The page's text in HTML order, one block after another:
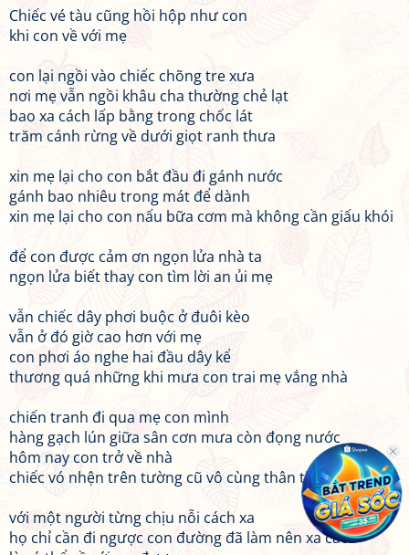
Chiếc vé tàu cũng hồi hộp như con
khi con về với mẹ
con lại ngồi vào chiếc chõng tre xưa
nơi mẹ vẫn ngồi khâu cha thường chẻ lạt
bao xa cách lấp bằng trong chốc lát
trăm cánh rừng về dưới giọt ranh thưa
xin mẹ lại cho con bắt đầu đi gánh nước
gánh bao nhiêu trong mát để dành
xin mẹ lại cho con nấu bữa cơm mà không cần giấu khói
để con được cảm ơn ngọn lửa nhà ta
ngọn lửa biết thay con tìm lời an ủi mẹ
vẫn chiếc dây phơi buộc ở đuôi kèo
vẫn ở đó giờ cao hơn với mẹ
con phơi áo nghe hai đầu dây kể
thương quá những khi mưa con trai mẹ vắng nhà
chiến tranh đi qua mẹ con mình
hàng gạch lún giữa sân cơn mưa còn đọng nước
hôm nay con trở về nhà
chiếc vó nhện trên tường cũ vô cùng thân thuộc
với một người từng chịu nỗi cách xa
họ chỉ cần đi ngược con đường đã làm nên xa cách